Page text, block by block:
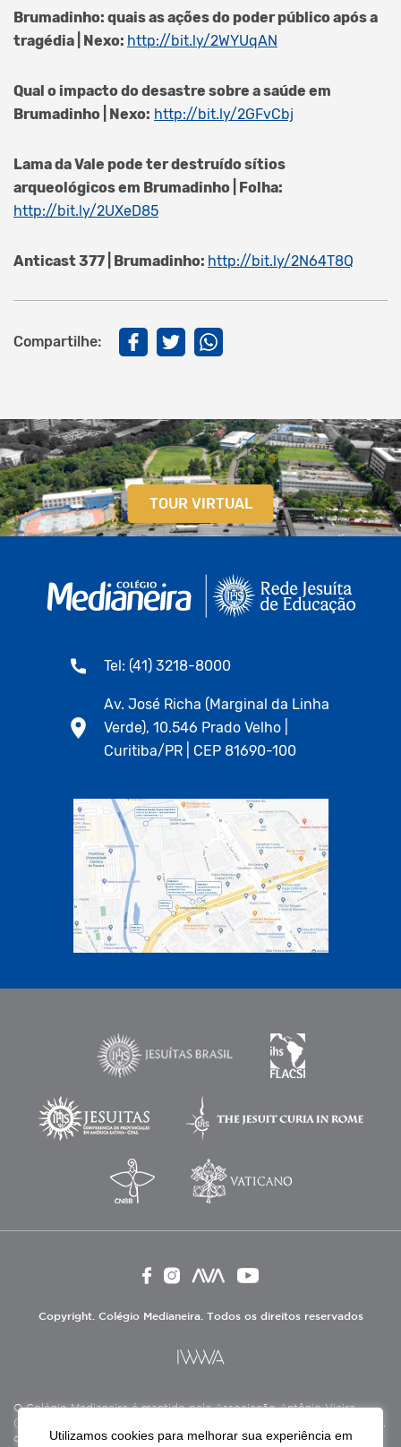
Brumadinho: quais as ações do poder público após a
tragédia | Nexo: http://bit.ly/2WYUqAN
Qual o impacto do desastre sobre a saúde em
Brumadinho | Nexo: http://bit.ly/2GFvCbj
Lama da Vale pode ter destruído sítios
arqueológicos em Brumadinho | Folha:
http://bit.ly/2UXeD85
Anticast 377 | Brumadinho: http://bit.ly/2N64T8Q
Compartilhe:
TOUR VIRTUAL
Tel: (41) 3218-8000
Av. José Richa (Marginal da Linha
Verde), 10.546 Prado Velho |
Curitiba/PR | CEP 81690-100
Copyright. Colégio Medianeira. Todos os direitos reservados
O Colégio Medianeira é mantido pela Associação Antônio Vieira
(ASAV), instituição de direito privado sem fins lucrativos, filantrópica,
de natureza educativa, cultural, assistencial e beneficente, certificada
Utilizamos cookies para melhorar sua experiência em